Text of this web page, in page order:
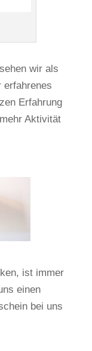
wir als
erfahrenes
Erfahrung
Aktivität
ist immer
einen
bei uns